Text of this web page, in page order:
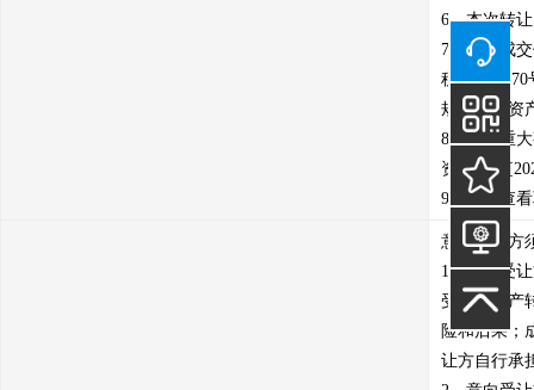
6、本次转
7、本次成
税(2008)170
规定，以资
8、其他重
资评报字
9、标的查
意向受让方
1、意向受
受本次资产
险和后果；
让方自行承